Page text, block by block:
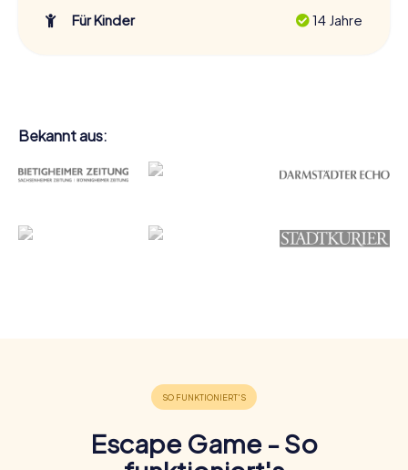
Für Kinder 14 Jahre
Bekannt aus:
Escape Game - So